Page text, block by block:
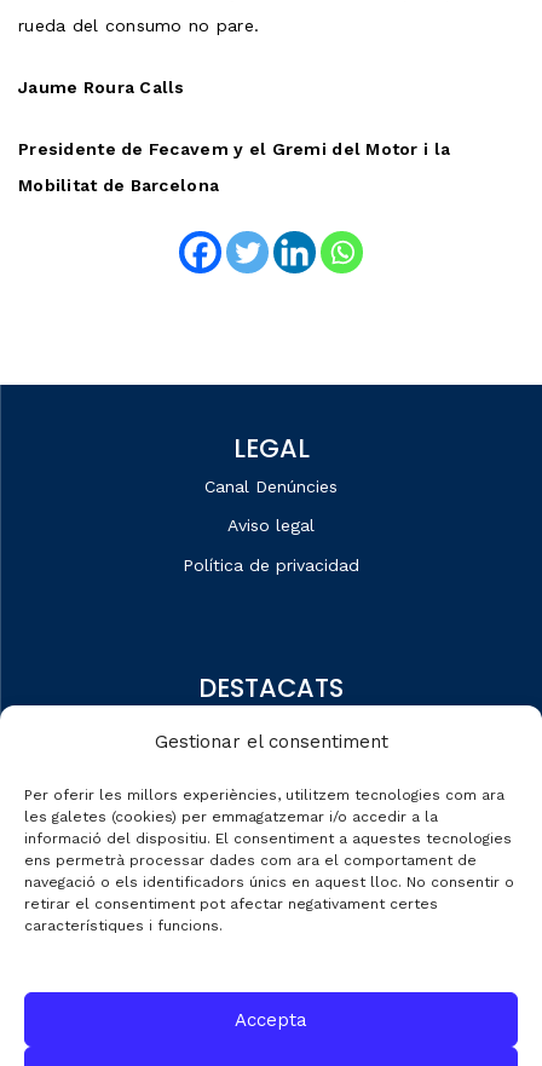
Gestionar el consentiment
Per oferir les millors experiències, utilitzem tecnologies com ara
les galetes (cookies) per emmagatzemar i/o accedir a la
informació del dispositiu. El consentiment a aquestes tecnologies
ens permetrà processar dades com ara el comportament de
navegació o els identificadors únics en aquest lloc. No consentir o
retirar el consentiment pot afectar negativament certes
característiques i funcions.
Accepta
rueda del consumo no pare.
Jaume Roura Calls
Presidente de Fecavem y el Gremi del Motor i la
Mobilitat de Barcelona
LEGAL
Canal Denúncies
Aviso legal
Política de privacidad
DESTACATS
Datos de mercado
Automobile Talks